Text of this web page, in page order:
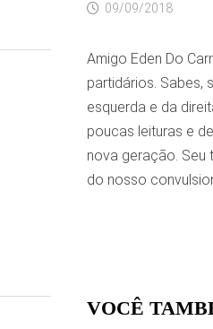
09/09/2018
Amigo Eden Do
partidários. Sabes,
esquerda e da
poucas leituras e
nova geração. Seu
do nosso
VOCÊ